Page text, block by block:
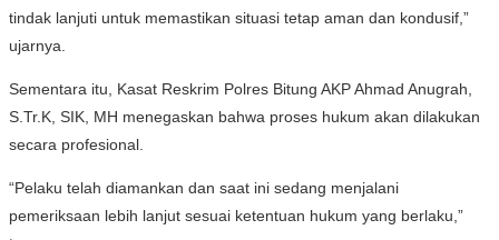
tindak lanjuti untuk memastikan situasi tetap aman dan kondusif,”
ujarnya.
Sementara itu, Kasat Reskrim Polres Bitung AKP Ahmad Anugrah,
S.Tr.K, SIK, MH menegaskan bahwa proses hukum akan dilakukan
secara profesional.
“Pelaku telah diamankan dan saat ini sedang menjalani
pemeriksaan lebih lanjut sesuai ketentuan hukum yang berlaku,”